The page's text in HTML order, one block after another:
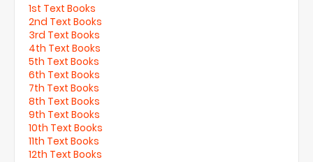
1st Text Books
2nd Text Books
3rd Text Books
4th Text Books
5th Text Books
6th Text Books
7th Text Books
8th Text Books
9th Text Books
10th Text Books
11th Text Books
12th Text Books